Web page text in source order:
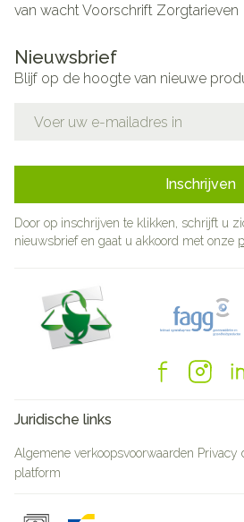
van wachtVoorschrift Zorgtarieven
Nieuwsbrief
Blijf op de hoogte van nieuwe
Inschrijven
Door op inschrijven te klikken, schrijft u
nieuwsbrief en gaat u akkoord met onze
Juridische links
Algemene verkoopsvoorwaarden Privacy
platform